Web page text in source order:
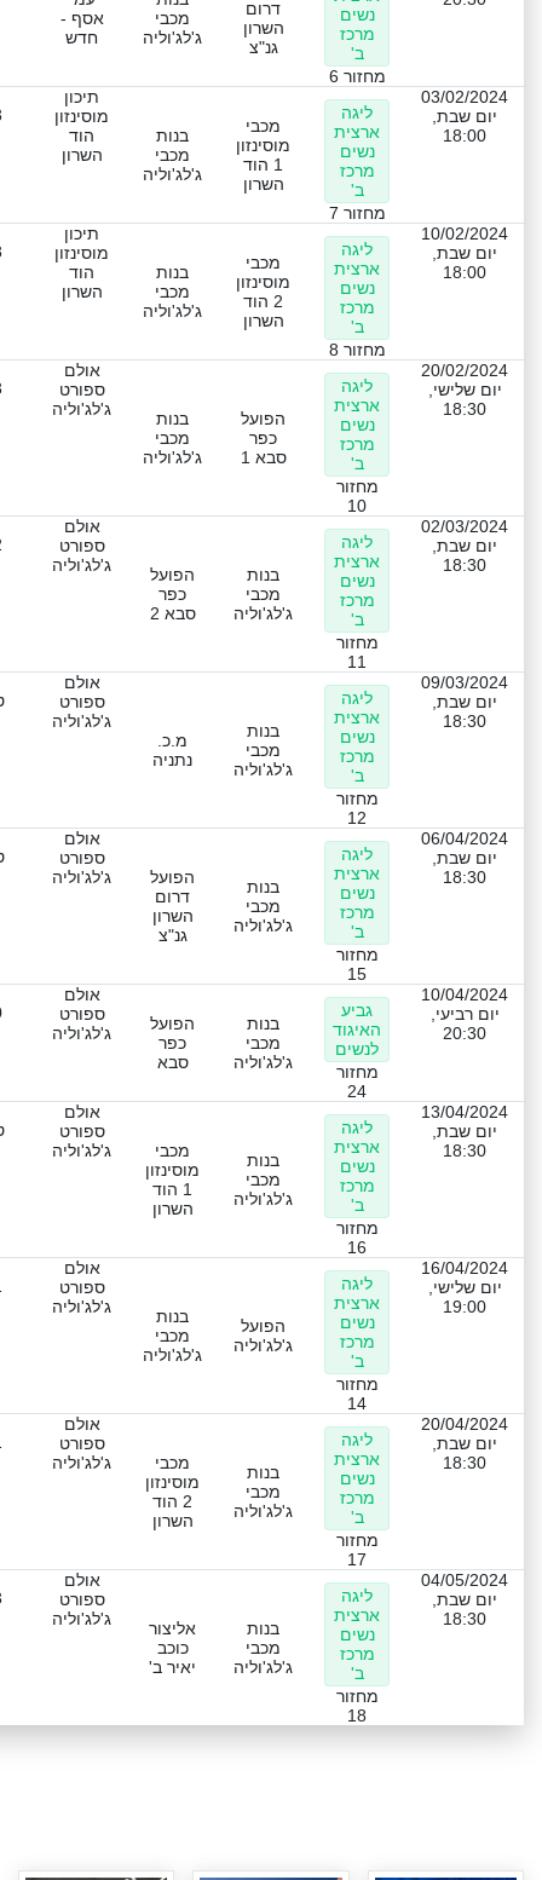
נשים
מרכז
ב'
מחזור 6
דרום
השרון
גנ"צ
מכבי
ג'לג'וליה
אסף -
חדש
03/02/2024
יום שבת,
18:00
ליגה
ארצית
נשים
מרכז
ב'
מחזור 7
מכבי
מוסינזון
1 הוד
השרון
בנות
מכבי
ג'לג'וליה
תיכון
מוסינזון
הוד
השרון
10/02/2024
יום שבת,
18:00
ליגה
ארצית
נשים
מרכז
ב'
מחזור 8
מכבי
מוסינזון
2 הוד
השרון
בנות
מכבי
ג'לג'וליה
תיכון
מוסינזון
הוד
השרון
20/02/2024
יום שלישי,
18:30
ליגה
ארצית
נשים
מרכז
ב'
מחזור
10
הפועל
כפר
סבא 1
בנות
מכבי
ג'לג'וליה
אולם
ספורט
ג'לג'וליה
02/03/2024
יום שבת,
18:30
ליגה
ארצית
נשים
מרכז
ב'
מחזור
11
בנות
מכבי
ג'לג'וליה
הפועל
כפר
סבא 2
אולם
ספורט
ג'לג'וליה
09/03/2024
יום שבת,
18:30
ליגה
ארצית
נשים
מרכז
ב'
מחזור
12
בנות
מכבי
ג'לג'וליה
מ.כ.
נתניה
אולם
ספורט
ג'לג'וליה
06/04/2024
יום שבת,
18:30
ליגה
ארצית
נשים
מרכז
ב'
מחזור
15
בנות
מכבי
ג'לג'וליה
הפועל
דרום
השרון
גנ"צ
אולם
ספורט
ג'לג'וליה
10/04/2024
יום רביעי,
20:30
גביע
האיגוד
לנשים
מחזור
24
בנות
מכבי
ג'לג'וליה
הפועל
כפר
סבא
אולם
ספורט
ג'לג'וליה
13/04/2024
יום שבת,
18:30
ליגה
ארצית
נשים
מרכז
ב'
מחזור
16
בנות
מכבי
ג'לג'וליה
מכבי
מוסינזון
1 הוד
השרון
אולם
ספורט
ג'לג'וליה
16/04/2024
יום שלישי,
19:00
ליגה
ארצית
נשים
מרכז
ב'
מחזור
14
הפועל
ג'לג'וליה
בנות
מכבי
ג'לג'וליה
אולם
ספורט
ג'לג'וליה
20/04/2024
יום שבת,
18:30
ליגה
ארצית
נשים
מרכז
ב'
מחזור
17
בנות
מכבי
ג'לג'וליה
מכבי
מוסינזון
2 הוד
השרון
אולם
ספורט
ג'לג'וליה
04/05/2024
יום שבת,
18:30
ליגה
ארצית
נשים
מרכז
ב'
מחזור
18
בנות
מכבי
ג'לג'וליה
אליצור
כוכב
יאיר ב'
אולם
ספורט
ג'לג'וליה